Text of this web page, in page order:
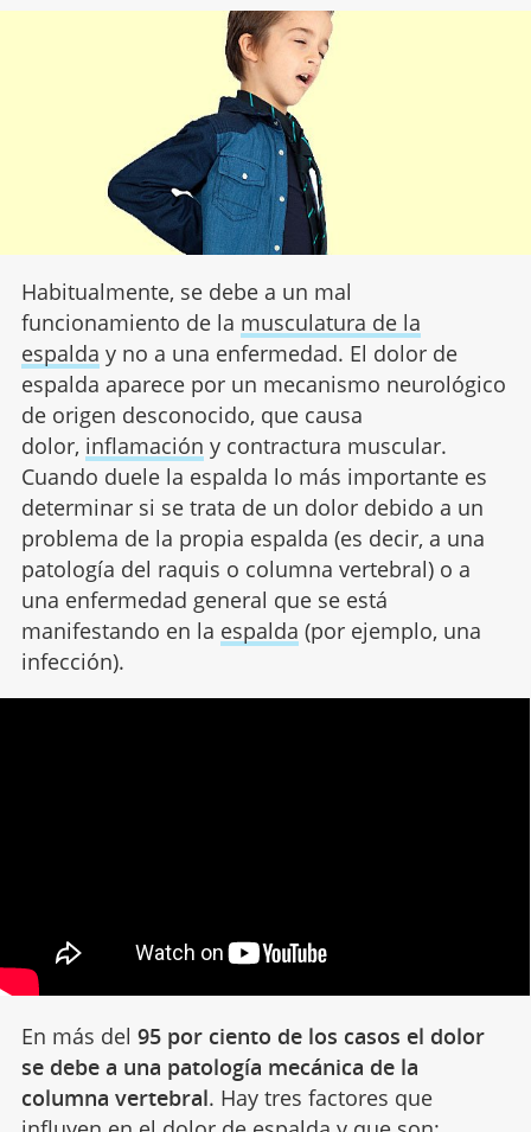
Habitualmente, se debe a un mal
funcionamiento de la musculatura de la
espalda y no a una enfermedad. El dolor de
espalda aparece por un mecanismo neurológico
de origen desconocido, que causa
dolor, inflamación y contractura muscular.
Cuando duele la espalda lo más importante es
determinar si se trata de un dolor debido a un
problema de la propia espalda (es decir, a una
patología del raquis o columna vertebral) o a
una enfermedad general que se está
manifestando en la espalda (por ejemplo, una
infección).
En más del 95 por ciento de los casos el dolor
se debe a una patología mecánica de la
columna vertebral. Hay tres factores que